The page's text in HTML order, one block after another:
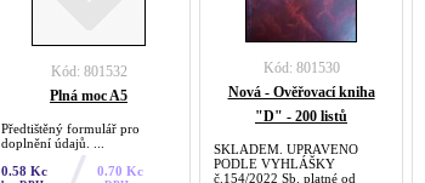
Kód: 801532
Plná moc A5
Předtištěný formulář pro
doplnění údajů. ...
0.58 Kc
0.70 Kc
Kód: 801530
Nová - Ověřovací kniha
"D" - 200 listů
SKLADEM. UPRAVENO
PODLE VYHLÁŠKY
č.154/2022 Sb. platné od